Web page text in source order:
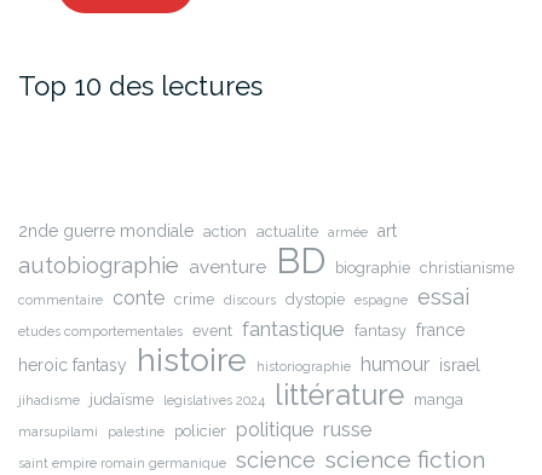
Top 10 des lectures
2nde guerre mondiale action actualite armée art
autobiographie aventure BD biographie christianisme
commentaire conte crime discours dystopie espagne essai
etudes comportementales event fantastique fantasy france
heroic fantasy
histoire historiographie humour israel
jihadisme judaïsme legislatives 2024 littérature manga
marsupilami palestine policier politique russe
saint empire romain germanique science science fiction